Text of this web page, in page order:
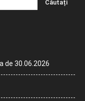
de 30.06.2026